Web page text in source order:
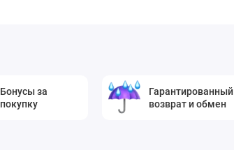
Бонусы за
покупку
Гарантированный
возврат и обмен